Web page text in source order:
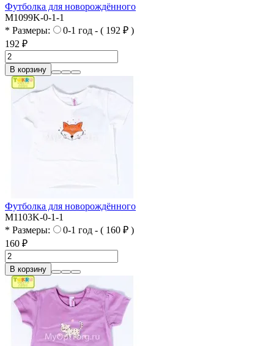
Футболка для новорождённого
M1099K-0-1-1
* Размеры:
0-1 год - ( 192 ₽ )
192 ₽
В корзину
Футболка для новорождённого
M1103K-0-1-1
* Размеры:
0-1 год - ( 160 ₽ )
160 ₽
В корзину